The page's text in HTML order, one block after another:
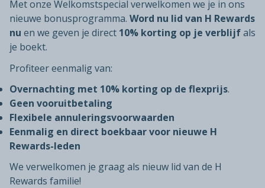
Met onze Welkomstspecial verwelkomen we je in ons
nieuwe bonusprogramma. Word nu lid van H Rewards
nu en we geven je direct 10% korting op je verblijfals
je boekt.
Profiteer eenmalig van:
Overnachting met 10% korting op de flexprijs.
Geen vooruitbetaling
Flexibele annuleringsvoorwaarden
Eenmalig en direct boekbaar voor nieuwe H
Rewards-leden
We verwelkomen je graag als nieuw lid van de H
Rewards familie!